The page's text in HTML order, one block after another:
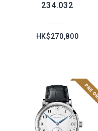
234.032
HK$270,800